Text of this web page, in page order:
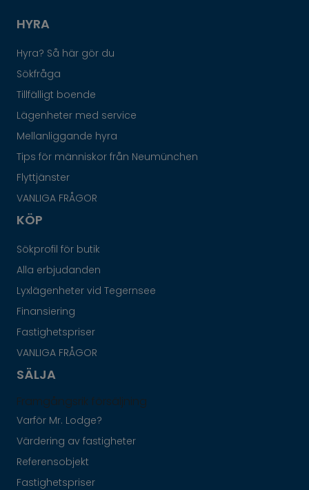
HYRA
Hyra? Så här gör du
Sökfråga
Tillfälligt boende
Lägenheter med service
Mellanliggande hyra
Tips för människor från Neumünchen
Flyttjänster
VANLIGA FRÅGOR
KÖP
Sökprofil för butik
Alla erbjudanden
Lyxlägenheter vid Tegernsee
Finansiering
Fastighetspriser
VANLIGA FRÅGOR
SÄLJA
Framgångsrik försäljning
Varför Mr. Lodge?
Värdering av fastigheter
Referensobjekt
Fastighetspriser